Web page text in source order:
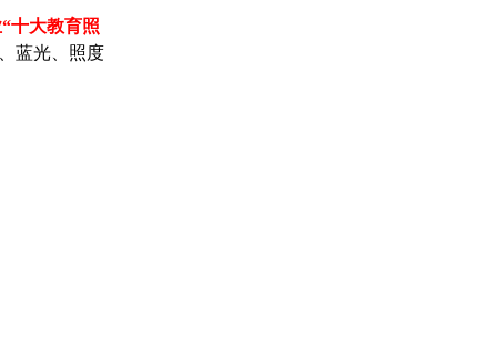
十大教育照
蓝光、照度